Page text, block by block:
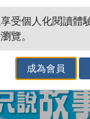
受個人化閱讀體
覽。
成為會員